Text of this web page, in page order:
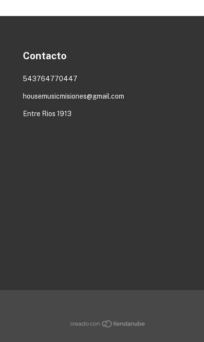
Contacto
543764770447
housemusicmisiones@gmail.com
Entre Rios 1913